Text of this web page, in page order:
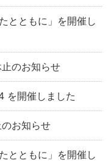
とともに」を開催し
のお知らせ
を開催しました
お知らせ
とともに」を開催し